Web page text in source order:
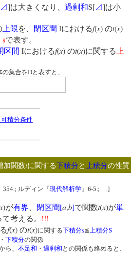
⊿]は大きくなり、 過剰和S[⊿]は小
上限を、 閉区間 Iにおけるf(x) のt(x)
sで表す。
区間 Iにおけるf(x) のt(x)に関する上
の集合をDと表すと、
積分条件
加関数tに関する下積分と 上積分の性質
354.; ルディン『現代解析学』6-5.; .]
x)が有界 閉区間[a,b]で関数t(x)が単
考える。
!!!
f(x) のt(x)に関する下積分s≦上積分S
・ 下積分の関係
ら、 不足和 ・ 過剰和 との関係も絡めると、